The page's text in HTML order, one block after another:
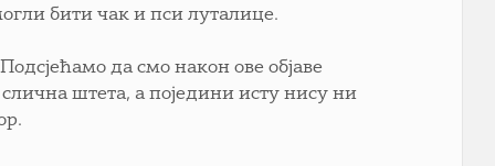
бити чак и пси луталице.
да смо након ове објаве
штета, а поједини исту нису ни